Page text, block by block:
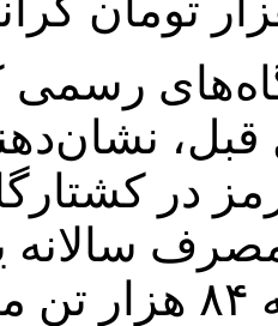
رسمی
در
سالانه
گوشت در کشور، این